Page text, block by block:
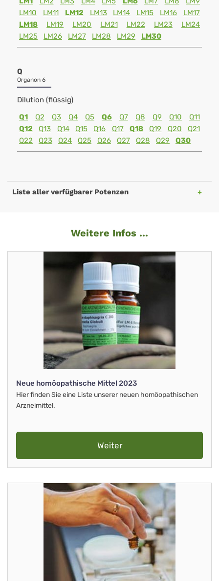
LM10
LM11 LM12 LM13 LM14 LM15 LM16
LM17
LM18
LM19 LM20 LM21 LM22 LM23
LM24
LM25
LM26 LM27 LM28 LM29 LM30
Q
Organon 6
Dilution (flüssig)
Q1
Q2 Q3 Q4 Q5 Q6 Q7 Q8 Q9 Q10
Q11
Q12
Q13 Q14 Q15 Q16 Q17 Q18 Q19 Q20
Q21
Q22
Q23 Q24 Q25 Q26 Q27 Q28 Q29 Q30
Liste aller verfügbarer Potenzen
Weitere Infos ...
Neue homöopathische Mittel 2023
Hier finden Sie eine Liste unserer neuen homöopathischen
Arzneimittel.
Weiter